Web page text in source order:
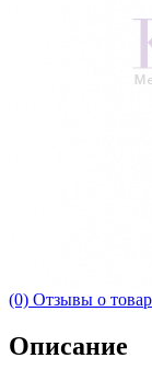
(0) Отзывы о
Описание